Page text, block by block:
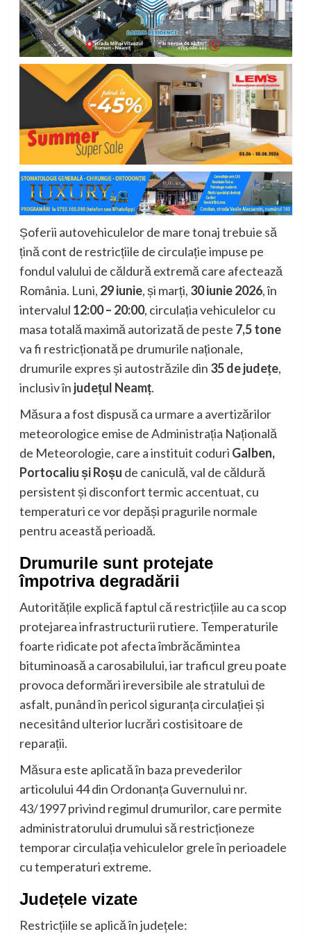
Șoferii autovehiculelor de mare tonaj trebuie să
țină cont de restricțiile de circulație impuse pe
fondul valului de căldură extremă care afectează
România. Luni, 29 iunie, și marți, 30 iunie 2026, în
intervalul 12:00 – 20:00, circulația vehiculelor cu
masa totală maximă autorizată de peste 7,5 tone
va fi restricționată pe drumurile naționale,
drumurile expres și autostrăzile din 35 de județe,
inclusiv în județul Neamț.
Măsura a fost dispusă ca urmare a avertizărilor
meteorologice emise de Administrația Națională
de Meteorologie, care a instituit coduri Galben,
Portocaliu și Roșu de caniculă, val de căldură
persistent și disconfort termic accentuat, cu
temperaturi ce vor depăși pragurile normale
pentru această perioadă.
Drumurile sunt protejate
împotriva degradării
Autoritățile explică faptul că restricțiile au ca scop
protejarea infrastructurii rutiere. Temperaturile
foarte ridicate pot afecta îmbrăcămintea
bituminoasă a carosabilului, iar traficul greu poate
provoca deformări ireversibile ale stratului de
asfalt, punând în pericol siguranța circulației și
necesitând ulterior lucrări costisitoare de
reparații.
Măsura este aplicată în baza prevederilor
articolului 44 din Ordonanța Guvernului nr.
43/1997 privind regimul drumurilor, care permite
administratorului drumului să restricționeze
temporar circulația vehiculelor grele în perioadele
cu temperaturi extreme.
Județele vizate
Restricțiile se aplică în județele: